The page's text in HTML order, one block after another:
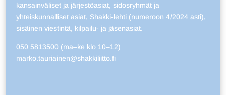
kansainväliset ja järjestöasiat, sidosryhmät ja
yhteiskunnalliset asiat, Shakki-lehti (numeroon 4/2024 asti),
sisäinen viestintä, kilpailu- ja jäsenasiat.
050 5813500 (ma–ke klo 10–12)
marko.tauriainen@shakkiliitto.fi